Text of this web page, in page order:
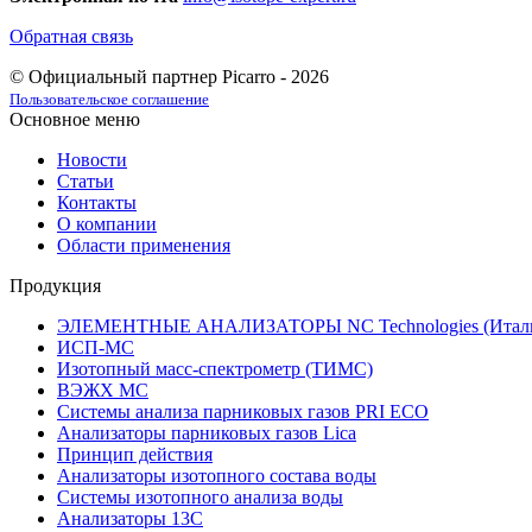
Обратная связь
© Официальный партнер Picarro - 2026
Пользовательское соглашение
Основное меню
Новости
Статьи
Контакты
О компании
Области применения
Продукция
ЭЛЕМЕНТНЫЕ АНАЛИЗАТОРЫ NC Technologies
ИСП-МС
Изотопный масс-спектрометр (ТИМС)
ВЭЖХ МС
Системы анализа парниковых газов PRI ECO
Анализаторы парниковых газов Lica
Принцип действия
Анализаторы изотопного состава воды
Системы изотопного анализа воды
Анализаторы 13C